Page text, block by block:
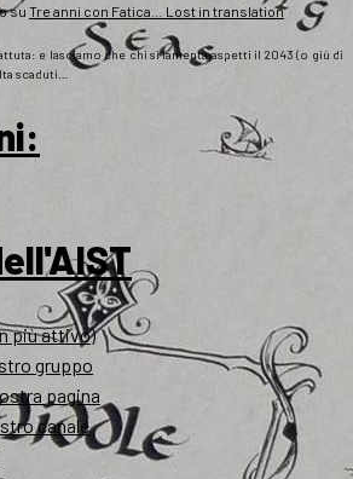
su Tre anni con Fatica… Lost in translation
e lasciamo che chi si lamenta aspetti il 2043 (o giù di
scaduti…
:
più attivo)
gruppo
pagina
canale